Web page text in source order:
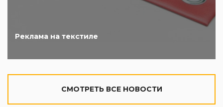
Реклама на текстиле
CМОТРЕТЬ ВСЕ НОВОСТИ